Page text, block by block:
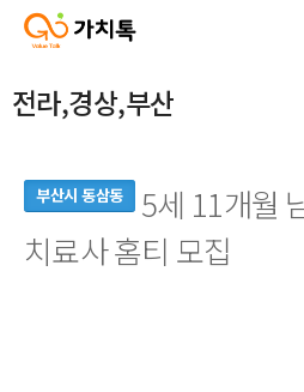
전라,경상,부산
부산시 동삼동
5세 11개월
치료사 홈티 모집